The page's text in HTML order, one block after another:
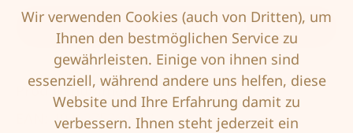
In den Warenkorb
Produktnummer:AMO-00299010
4026275369358
Wir verwenden Cookies (auch von Dritten), um
Ihnen den bestmöglichen Service zu
gewährleisten. Einige von ihnen sind
essenziell, während andere uns helfen, diese
Website und Ihre Erfahrung damit zu
verbessern. Ihnen steht jederzeit ein